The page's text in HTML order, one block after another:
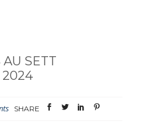
SETT
2024
SHARE